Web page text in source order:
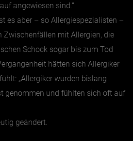
angewiesen sind.“
es aber – so Allergiespezialisten –
Zwischenfällen mit Allergien, die
Schock sogar bis zum Tod
hätten sich Allergiker
„Allergiker wurden bislang
genommen und fühlten sich oft auf
geändert.